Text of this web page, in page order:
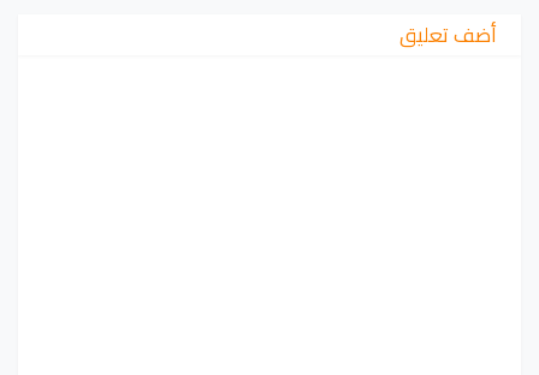
أضف تعليق